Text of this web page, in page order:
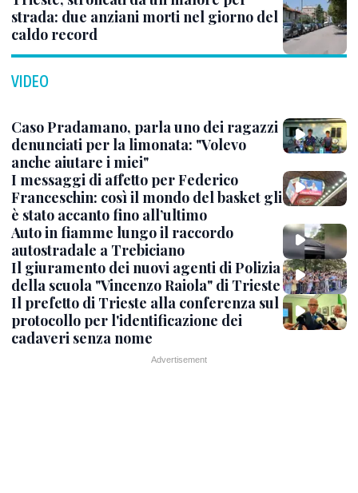
strada: due anziani morti nel giorno del
caldo record
VIDEO
Caso Pradamano, parla uno dei ragazzi
denunciati per la limonata: "Volevo
anche aiutare i miei"
I messaggi di affetto per Federico
Franceschin: così il mondo del basket gli
è stato accanto fino all’ultimo
Auto in fiamme lungo il raccordo
autostradale a Trebiciano
Il giuramento dei nuovi agenti di Polizia
della scuola "Vincenzo Raiola" di Trieste
Il prefetto di Trieste alla conferenza sul
protocollo per l'identificazione dei
cadaveri senza nome